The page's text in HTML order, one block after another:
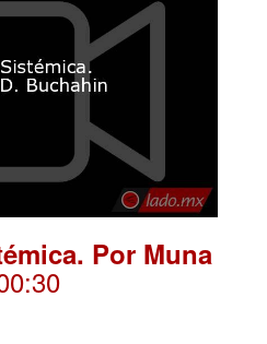
Por Muna